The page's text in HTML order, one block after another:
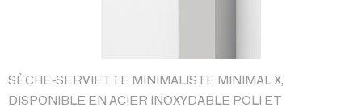
SÈCHE-SERVIETTE MINIMALISTE MINIMAL X,
DISPONIBLE EN ACIER INOXYDABLE POLI ET